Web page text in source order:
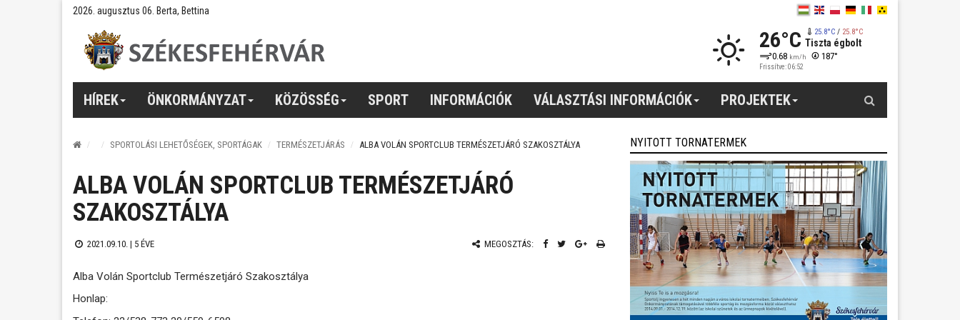
2026. augusztus 06. Berta, Bettina
26°C 25.8°C/ 25.8°C
Tiszta égbolt
0.68 km/h 187°
Frissítve: 06:52
HÍREK ÖNKORMÁNYZAT KÖZÖSSÉG SPORT INFORMÁCIÓK VÁLASZTÁSI INFORMÁCIÓK PROJEKTEK
SPORTOLÁSI LEHETŐSÉGEK, SPORTÁGAK TERMÉSZETJÁRÁS ALBA VOLÁN SPORTCLUB TERMÉSZETJÁRÓ SZAKOSZTÁLYA
ALBA VOLÁN SPORTCLUB TERMÉSZETJÁRÓ
SZAKOSZTÁLYA
2021.09.10. | 5 ÉVE MEGOSZTÁS:
Alba Volán Sportclub Természetjáró Szakosztálya
Honlap:
NYITOTT TORNATERMEK